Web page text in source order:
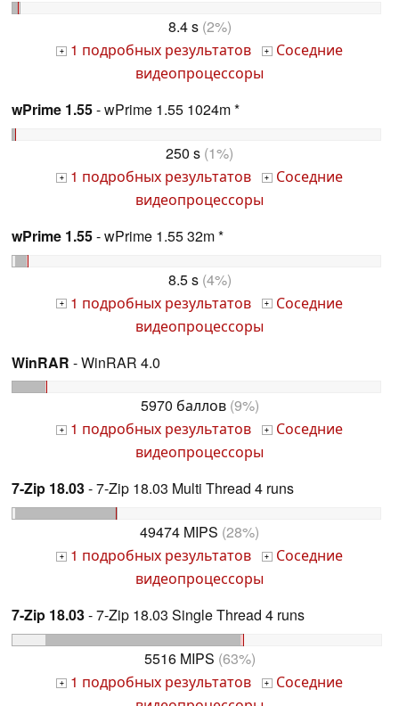
8.4 s(2%)
+ 1 подробных результатов + Соседние
видеопроцессоры
wPrime 1.55- wPrime 1.55 1024m *
250 s (1%)
+ 1 подробных результатов + Соседние
видеопроцессоры
wPrime 1.55- wPrime 1.55 32m *
8.5 s(4%)
+ 1 подробных результатов + Соседние
видеопроцессоры
WinRAR - WinRAR 4.0
5970 баллов(9%)
+ 1 подробных результатов + Соседние
видеопроцессоры
7-Zip 18.03- 7-Zip 18.03 Multi Thread 4 runs
49474 MIPS (28%)
+ 1 подробных результатов + Соседние
видеопроцессоры
7-Zip 18.03- 7-Zip 18.03 Single Thread 4 runs
5516 MIPS (63%)
+ 1 подробных результатов + Соседние